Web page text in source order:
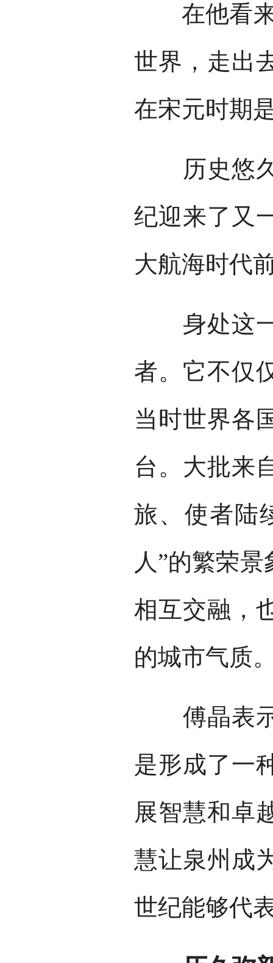
在他看来
世界，走出
在宋元时期
历史悠久
纪迎来了又
大航海时代
身处这一
者。它不仅
当时世界各
台。大批来
旅、使者陆
人”的繁荣
相互交融，
的城市气质
傅晶表示
是形成了一
展智慧和卓
慧让泉州成
世纪能够代